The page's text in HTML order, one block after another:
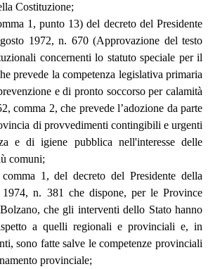
Costituzione;
1, punto 13) del decreto del Presidente
1972, n. 670 (Approvazione del testo
concernenti lo statuto speciale per il
prevede la competenza legislativa primaria
e di pronto soccorso per calamità
comma 2, che prevede l’adozione da parte
di provvedimenti contingibili e urgenti
e di igiene pubblica nell'interesse delle
comuni;
1, del decreto del Presidente della
n. 381 che dispone, per le Province
che gli interventi dello Stato hanno
a quelli regionali e provinciali e, in
sono fatte salve le competenze provinciali
provinciale;